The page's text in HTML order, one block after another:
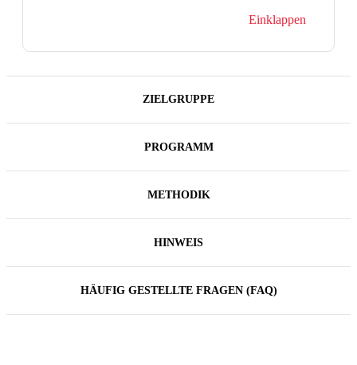
Einklappen
ZIELGRUPPE
PROGRAMM
METHODIK
HINWEIS
HÄUFIG GESTELLTE FRAGEN (FAQ)